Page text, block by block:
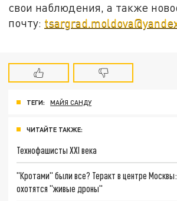
свои наблюдения, а также
почту:
ТЕГИ: МАЙЯ САНДУ
ЧИТАЙТЕ ТАКЖЕ:
Технофашисты XXI века
"Кротами" были все? Теракт в центре
охотятся "живые дроны"